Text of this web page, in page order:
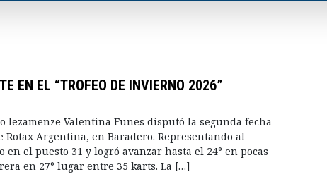
EN EL “TROFEO DE INVIERNO 2026”
lezamenze Valentina Funes disputó la segunda fecha
Rotax Argentina, en Baradero. Representando al
el puesto 31 y logró avanzar hasta el 24° en pocas
en 27° lugar entre 35 karts. La […]